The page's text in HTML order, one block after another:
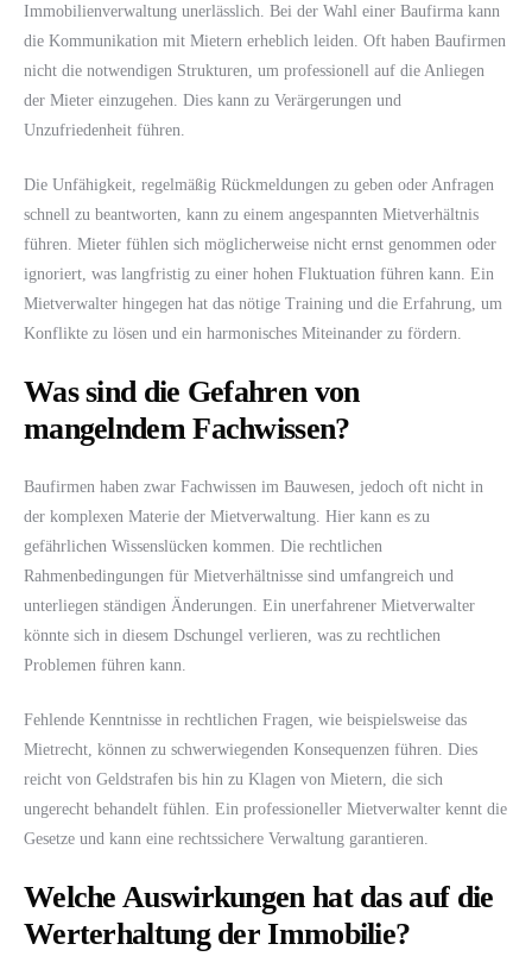
Immobilienverwaltung unerlässlich. Bei der Wahl einer Baufirma kann
die Kommunikation mit Mietern erheblich leiden. Oft haben Baufirmen
nicht die notwendigen Strukturen, um professionell auf die Anliegen
der Mieter einzugehen. Dies kann zu Verärgerungen und
Unzufriedenheit führen.
Die Unfähigkeit, regelmäßig Rückmeldungen zu geben oder Anfragen
schnell zu beantworten, kann zu einem angespannten Mietverhältnis
führen. Mieter fühlen sich möglicherweise nicht ernst genommen oder
ignoriert, was langfristig zu einer hohen Fluktuation führen kann. Ein
Mietverwalter hingegen hat das nötige Training und die Erfahrung, um
Konflikte zu lösen und ein harmonisches Miteinander zu fördern.
Was sind die Gefahren von
mangelndem Fachwissen?
Baufirmen haben zwar Fachwissen im Bauwesen, jedoch oft nicht in
der komplexen Materie der Mietverwaltung. Hier kann es zu
gefährlichen Wissenslücken kommen. Die rechtlichen
Rahmenbedingungen für Mietverhältnisse sind umfangreich und
unterliegen ständigen Änderungen. Ein unerfahrener Mietverwalter
könnte sich in diesem Dschungel verlieren, was zu rechtlichen
Problemen führen kann.
Fehlende Kenntnisse in rechtlichen Fragen, wie beispielsweise das
Mietrecht, können zu schwerwiegenden Konsequenzen führen. Dies
reicht von Geldstrafen bis hin zu Klagen von Mietern, die sich
ungerecht behandelt fühlen. Ein professioneller Mietverwalter kennt die
Gesetze und kann eine rechtssichere Verwaltung garantieren.
Welche Auswirkungen hat das auf die
Werterhaltung der Immobilie?